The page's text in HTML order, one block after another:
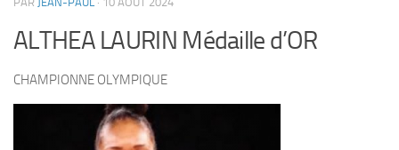
ALTHEA LAURIN Médaille d’OR
CHAMPIONNE OLYMPIQUE